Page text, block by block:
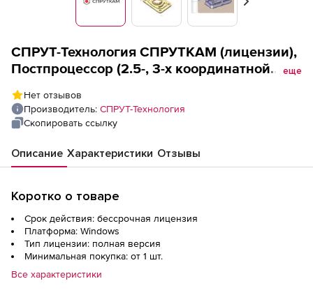
Вперед
СПРУТ-Технология СПРУТКАМ (лицензии),
Постпроцессор (2.5-, 3-х координатной
еще
Нет отзывов
Производитель: СПРУТ-Технология
Скопировать ссылку
Описание Характеристики Отзывы
Коротко о товаре
Срок действия: бессрочная лицензия
Платформа: Windows
Тип лицензии: полная версия
Минимальная покупка: от 1 шт.
Все характеристики